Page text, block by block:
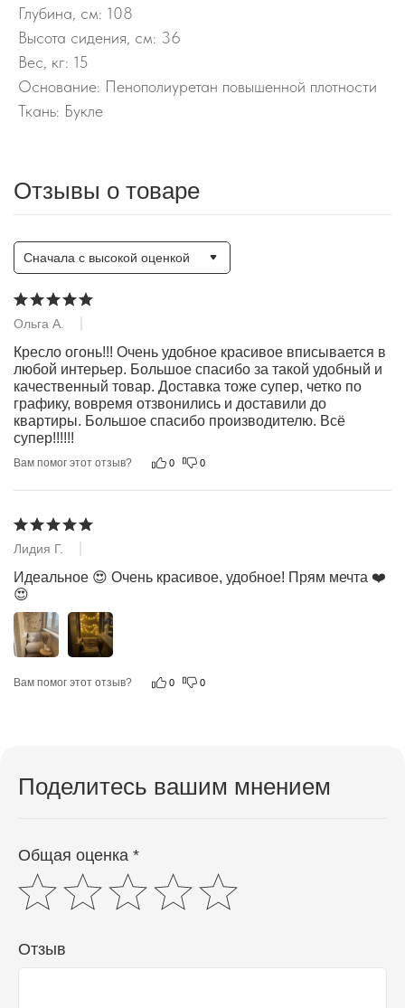
Глубина, см: 108
Высота сидения, см: 36
Вес, кг: 15
Основание: Пенополиуретан повышенной плотности
Ткань: Букле
Отзывы о товаре
Сначала с высокой оценкой
Ольга А.
Кресло огонь!!! Очень удобное красивое вписывается в
любой интерьер. Большое спасибо за такой удобный и
качественный товар. Доставка тоже супер, четко по
графику, вовремя отзвонились и доставили до
квартиры. Большое спасибо производителю. Всё
супер!!!!!!
Вам помог этот отзыв? 0 0
Лидия Г.
Идеальное 😍 Очень красивое, удобное! Прям мечта ❤️
😍
Вам помог этот отзыв? 0 0
Поделитесь вашим мнением
Общая оценка *
Отзыв